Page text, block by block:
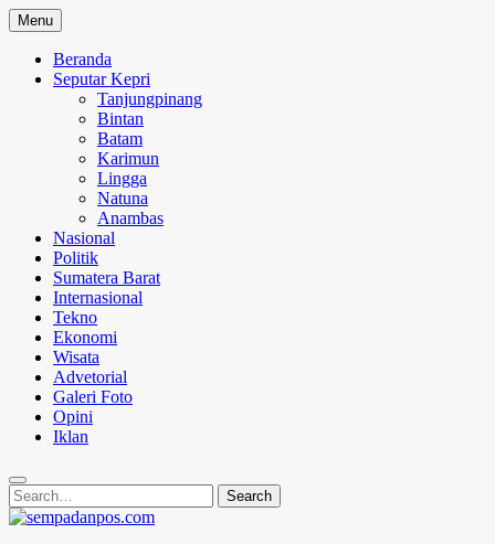
Skip
to
content
Menu
Beranda
Seputar Kepri
Tanjungpinang
Bintan
Batam
Karimun
Lingga
Natuna
Anambas
Nasional
Politik
Sumatera Barat
Internasional
Tekno
Ekonomi
Wisata
Advetorial
Galeri Foto
Opini
Iklan
Search
for:
Search